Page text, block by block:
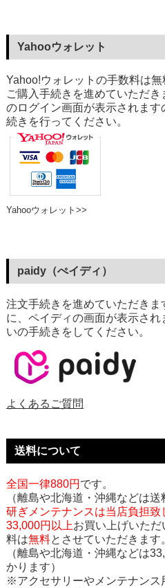
Yahooウォレット
Yahoo!ウォレットの手数料は無
ご購入手続きを進めていただき
のログイン画面が表示されま
続きを行ってください。
Yahooウォレット>>
paidy（ぺイディ）
注文手続きを進めていただき
に、ペイディの画面が表示さ
いの手続きをしてください。
よくあるご質問
送料について
全国一律880円 です。
（離島や北海道・沖縄などは送
研ぎメンテナンスは当店負担致
33,000円以上お買い上げいた
料は無料とさせていただきます
（離島や北海道・沖縄などは
かります）
※アクセサリーやメンテナンス